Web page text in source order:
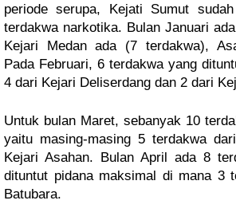
periode serupa, Kejati Sumut
terdakwa narkotika. Bulan Januari
Kejari Medan ada (7 terdakwa),
Pada Februari, 6 terdakwa yang
4 dari Kejari Deliserdang dan 2 dari
Untuk bulan Maret, sebanyak 10
yaitu masing-masing 5 terdakwa
Kejari Asahan. Bulan April ada 8
dituntut pidana maksimal di mana 3
Batubara.